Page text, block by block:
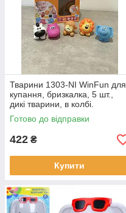
Тварини 1303-NI WinFun для
купання, бризкалка, 5 шт.,
дикі тварини, в колбі.
Готово до відправки
422 ₴
Купити